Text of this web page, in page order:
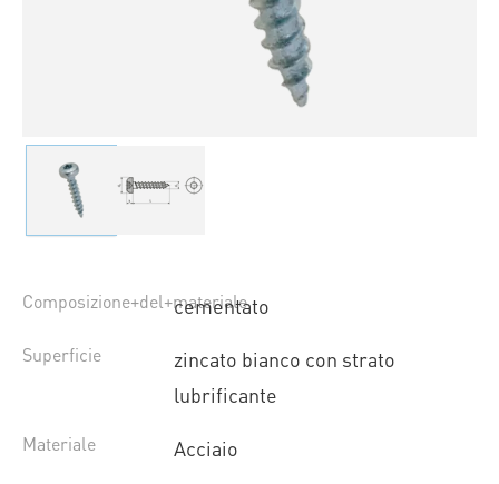
Composizione+del+materiale
cementato
Superficie
zincato bianco con strato
lubrificante
Materiale Acciaio